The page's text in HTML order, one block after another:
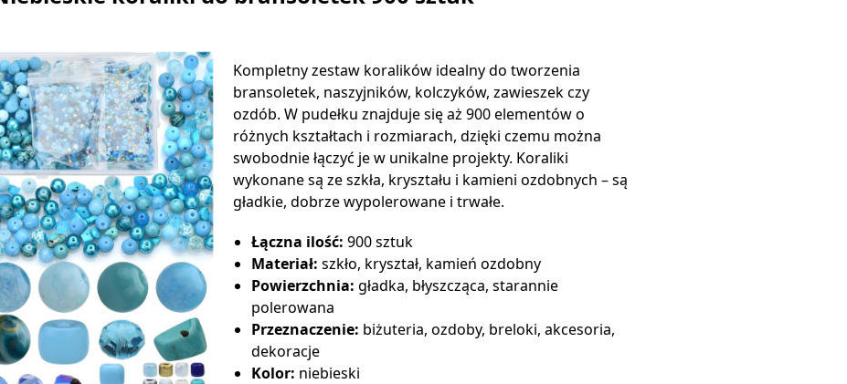
Kompletny zestaw koralików idealny do tworzenia
bransoletek, naszyjników, kolczyków, zawieszek czy
ozdób. W pudełku znajduje się aż 900 elementów o
różnych kształtach i rozmiarach, dzięki czemu można
swobodnie łączyć je w unikalne projekty. Koraliki
wykonane są ze szkła, kryształu i kamieni ozdobnych – są
gładkie, dobrze wypolerowane i trwałe.
Łączna ilość: 900 sztuk
Materiał: szkło, kryształ, kamień ozdobny
Powierzchnia: gładka, błyszcząca, starannie
polerowana
Przeznaczenie: biżuteria, ozdoby, breloki, akcesoria,
dekoracje
Kolor: niebieski